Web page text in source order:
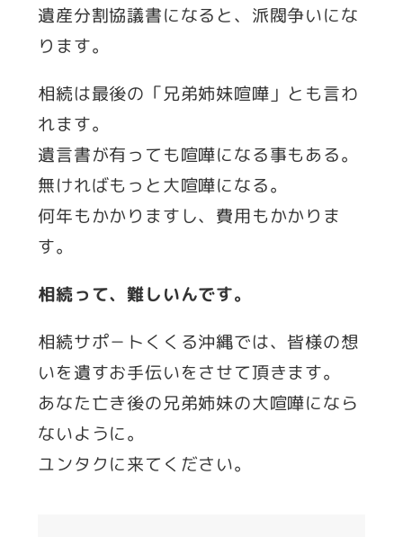
遺産分割協議書になると、派閥争いにな
ります。
相続は最後の「兄弟姉妹喧嘩」とも言わ
れます。
遺言書が有っても喧嘩になる事もある。
無ければもっと大喧嘩になる。
何年もかかりますし、費用もかかりま
す。
相続って、難しいんです。
相続サポ－トくくる沖縄では、皆様の想
いを遺すお手伝いをさせて頂きます。
あなた亡き後の兄弟姉妹の大喧嘩になら
ないように。
ユンタクに来てください。